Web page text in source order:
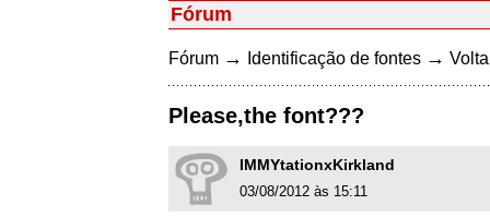
Fórum
Fórum → Identificação de fontes →
Please,the font???
IMMYtationxKirkland
03/08/2012 às 15:11